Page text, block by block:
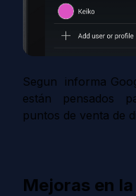
Segun informa
están pensados
puntos de venta de
Mejoras en